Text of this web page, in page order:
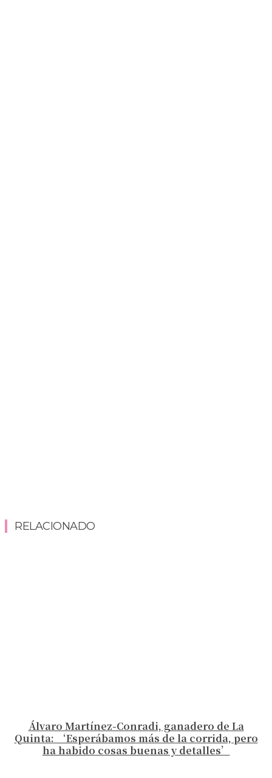
RELACIONADO
Álvaro Martínez-Conradi, ganadero de La
Quinta: ‘Esperábamos más de la corrida, pero
ha habido cosas buenas y detalles’